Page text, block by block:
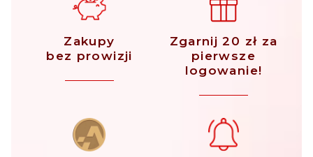
Zakupy
bez prowizji
Zgarnij 20 zł za
pierwsze
logowanie!